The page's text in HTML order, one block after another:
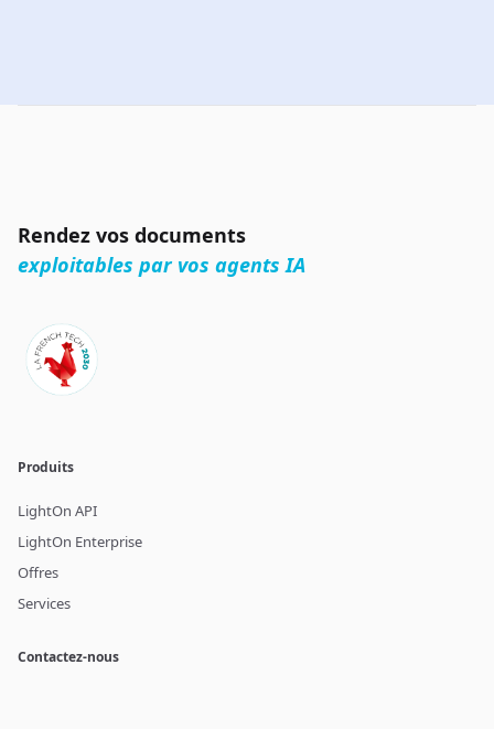
Rendez vos documents
exploitables par vos agents IA
Produits
LightOn API
LightOn Enterprise
Offres
Services
Contactez-nous